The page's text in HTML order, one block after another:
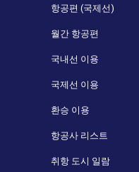
항공편 (국제선)
월간 항공편
국내선 이용
국제선 이용
환승 이용
항공사 리스트
취항 도시 일람